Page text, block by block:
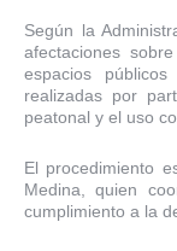
Según la
afectaciones
espacios
realizadas por
peatonal y el uso
El procedimiento
Medina, quien
cumplimiento a la